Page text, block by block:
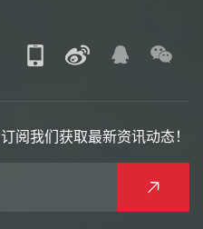
订阅我们获取最新资讯动态！